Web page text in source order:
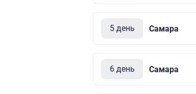
5 день Самара
6 день Самара